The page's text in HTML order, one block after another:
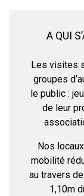
A QUI
Les visites
groupes
le public :
de leur
Nos
mobilité
au travers
1,10m